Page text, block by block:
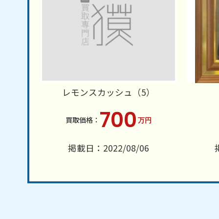
レモンスカッシュ（5）
700 万円
掲載日：2022/08/06